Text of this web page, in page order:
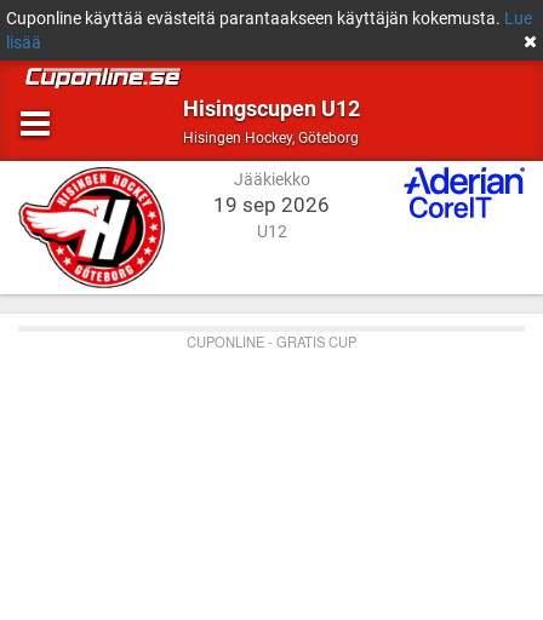
Cuponline käyttää evästeitä parantaakseen käyttäjän kokemusta. Lue
lisää
Hisingscupen U12
Hisingen Hockey,Jääkiekko
GöteborgGöteborg
Jääkiekko
19 sep 2026
U12
CUPONLINE - GRATIS CUP